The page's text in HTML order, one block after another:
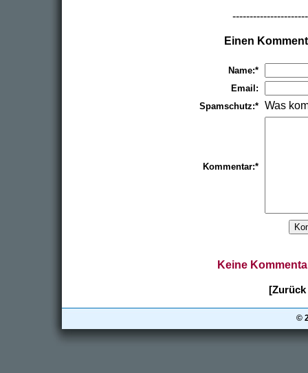
Einen
Name:*
Email:
Spamschutz:* Was
Kommentar:*
Keine
©